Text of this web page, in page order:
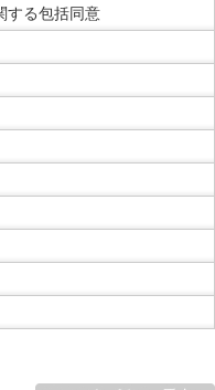
する包括同意